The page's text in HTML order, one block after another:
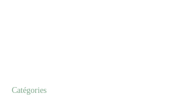
Catégories